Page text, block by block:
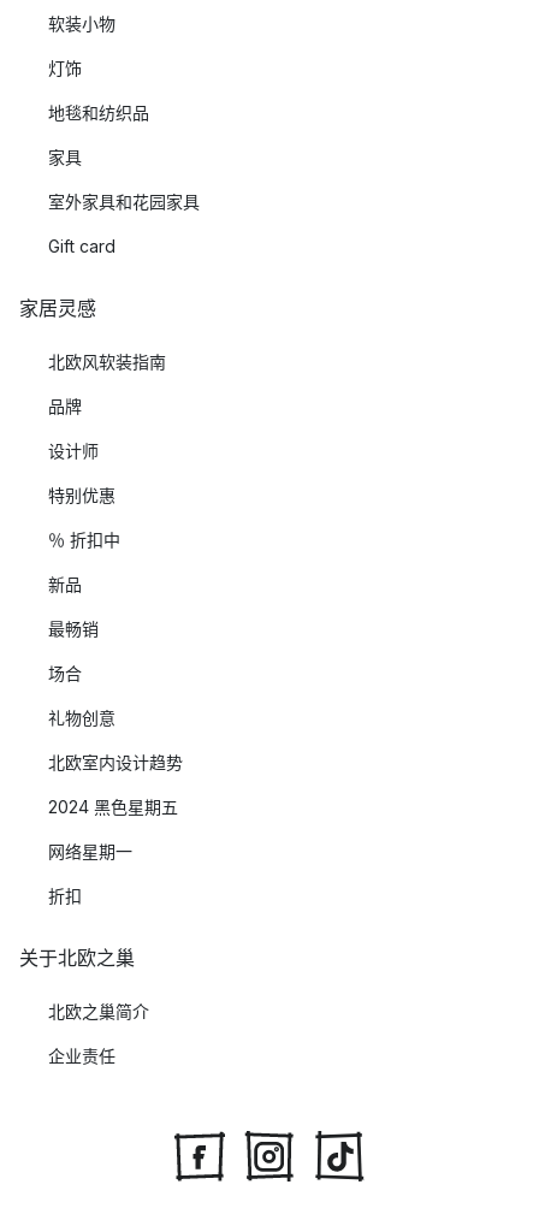
软装小物
灯饰
地毯和纺织品
家具
室外家具和花园家具
Gift card
家居灵感
北欧风软装指南
品牌
设计师
特别优惠
％ 折扣中
新品
最畅销
场合
礼物创意
北欧室内设计趋势
2024 黑色星期五
网络星期一
折扣
关于北欧之巢
北欧之巢简介
企业责任